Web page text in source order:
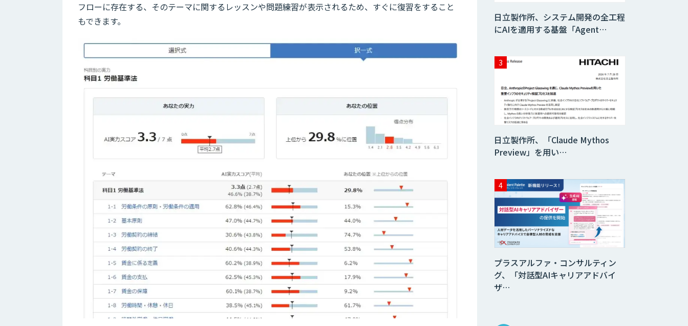
フローに存在する、そのテーマに関するレッスンや問題練習が表示されるため、すぐに復習をすること
もできます。
日立製作所、システム開発の全工程
にAIを適用する基盤「Agent…
日立製作所、「Claude Mythos
Preview」を用い…
プラスアルファ・コンサルティン
グ、「対話型AIキャリアアドバイ
ザ…